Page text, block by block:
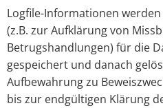
Logfile-Informationen
(z.B. zur Aufklärung von
Betrugshandlungen) für die
gespeichert und danach
Aufbewahrung zu
bis zur endgültigen Klärung